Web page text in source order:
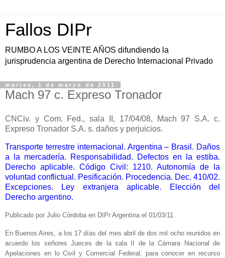
Fallos DIPr
RUMBO A LOS VEINTE AÑOS difundiendo la
jurisprudencia argentina de Derecho Internacional Privado
martes, 1 de marzo de 2011
Mach 97 c. Expreso Tronador
CNCiv. y Com. Fed., sala II, 17/04/08, Mach 97 S.A. c.
Expreso Tronador S.A. s. daños y perjuicios.
Transporte terrestre internacional. Argentina – Brasil. Daños
a la mercadería. Responsabilidad. Defectos en la estiba.
Derecho aplicable. Código Civil: 1210. Autonomía de la
voluntad conflictual. Pesificación. Procedencia. Dec. 410/02.
Excepciones. Ley extranjera aplicable. Elección del
Derecho argentino.
Publicado por Julio Córdoba en DIPr Argentina el 01/03/11.
En Buenos Aires, a los 17 días del mes abril de dos mil ocho reunidos en
acuerdo los señores Jueces de la sala II de la Cámara Nacional de
Apelaciones en lo Civil y Comercial Federal, para conocer en recurso